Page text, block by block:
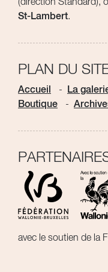
(direction Standard),
St-Lambert.
PLAN DU
Accueil La
Boutique
avec le soutien de la